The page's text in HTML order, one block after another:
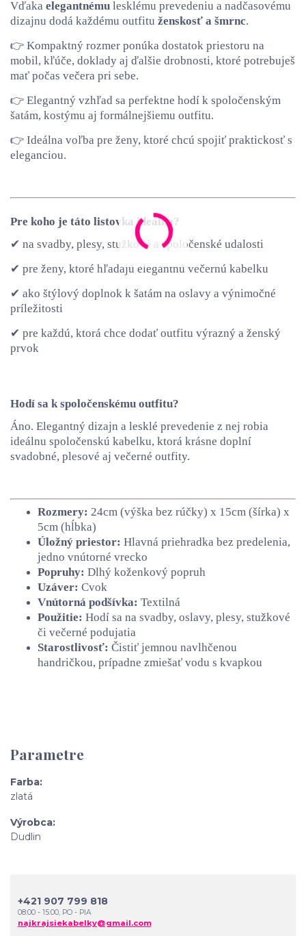
Vďaka elegantnému lesklému prevedeniu a nadčasovému
dizajnu dodá každému outfitu ženskosť a šmrnc.
👉 Kompaktný rozmer ponúka dostatok priestoru na
mobil, kľúče, doklady aj ďalšie drobnosti, ktoré potrebuješ
mať počas večera pri sebe.
👉 Elegantný vzhľad sa perfektne hodí k spoločenským
šatám, kostýmu aj formálnejšiemu outfitu.
👉 Ideálna voľba pre ženy, ktoré chcú spojiť praktickosť s
eleganciou.
Pre koho je táto listovka ideálna?
✔ na svadby, plesy, stužkové a spoločenské udalosti
✔ pre ženy, ktoré hľadajú elegantnú večernú kabelku
✔ ako štýlový doplnok k šatám na oslavy a výnimočné
príležitosti
✔ pre každú, ktorá chce dodať outfitu výrazný a ženský
prvok
Hodí sa k spoločenskému outfitu?
Áno. Elegantný dizajn a lesklé prevedenie z nej robia
ideálnu spoločenskú kabelku, ktorá krásne doplní
svadobné, plesové aj večerné outfity.
Rozmery: 24cm (výška bez rúčky) x 15cm (šírka) x
5cm (hĺbka)
Úložný priestor: Hlavná priehradka bez predelenia,
jedno vnútorné vrecko
Popruhy: Dlhý koženkový popruh
Uzáver: Cvok
Vnútorná podšívka: Textilná
Použitie: Hodí sa na svadby, oslavy, plesy, stužkové
či večerné podujatia
Starostlivosť: Čistiť jemnou navlhčenou
handričkou, prípadne zmiešať vodu s kvapkou
Parametre
Farba
zlatá
Výrobca
Dudlin
+421 907 799 818
08:00 - 15:00, PO - PIA
najkrajsiekabelky@gmail.com